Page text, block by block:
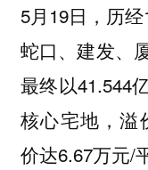
5月19日，历
蛇口、建发、
最终以41.544
核心宅地，溢
价达6.67万元/